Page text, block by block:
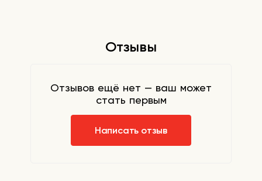
Отзывы
Отзывов ещё нет — ваш может
стать первым
Написать отзыв